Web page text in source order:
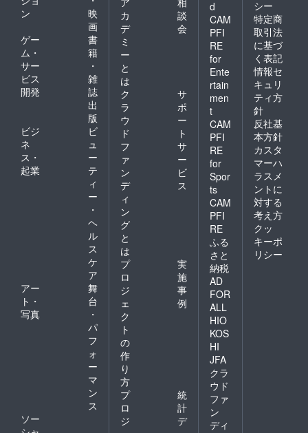
ン
映
画
ゲー
ム・
サー
ビス
開発
書
籍
・
雑
誌
出
版
ビジ
ネ
ス・
起業
ビ
ュ
ー
テ
ィ
ー
・
ヘ
ル
ス
ケ
ア
アー
ト・
写真
舞
台
・
パ
フ
ォ
ー
マ
ン
ス
ソー
カ
デ
ミ
ー
と
は
談
会
ク
ラ
ウ
ド
フ
ァ
ン
デ
ィ
ン
グ
と
は
サ
ポ
ー
ト
サ
ー
ビ
ス
プ
ロ
ジ
ェ
ク
ト
の
作
り
方
実
施
事
例
プ
ロ
ジ
統
計
デ
d
CAM
PFI
RE
for
Ente
rtain
men
t
CAM
PFI
RE
for
Spor
ts
CAM
PFI
RE
ふる
さと
納税
AD
FOR
ALL
HIO
KOS
HI
JFA
クラ
ウド
ファ
ン
ディ
シー
特定商
取引法
に基づ
く表記
情報セ
キュリ
ティ方
針
反社基
本方針
カスタ
マーハ
ラスメ
ントに
対する
考え方
クッ
キーポ
リシー